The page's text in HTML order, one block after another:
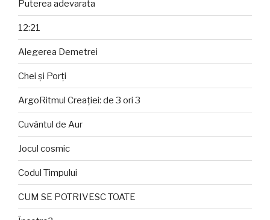
Puterea adevarata
12:21
Alegerea Demetrei
Chei și Porți
ArgoRitmul Creației: de 3 ori 3
Cuvântul de Aur
Jocul cosmic
Codul Timpului
CUM SE POTRIVESC TOATE